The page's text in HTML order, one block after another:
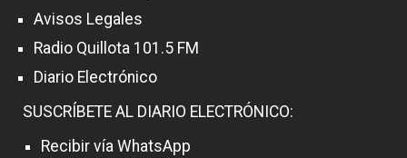
Avisos Legales
Radio Quillota 101.5 FM
Diario Electrónico
SUSCRÍBETE AL DIARIO ELECTRÓNICO:
Recibir vía WhatsApp